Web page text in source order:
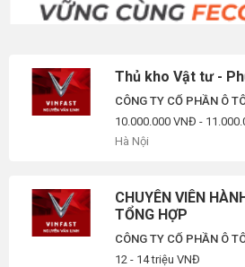
Thủ kho Vật tư -
CÔNG TY CỔ PHẦN Ô
10.000.000 VNĐ -
Hà Nội
CHUYÊN VIÊN
TỔNG HỢP
CÔNG TY CỔ PHẦN Ô
12 - 14 triệu VNĐ